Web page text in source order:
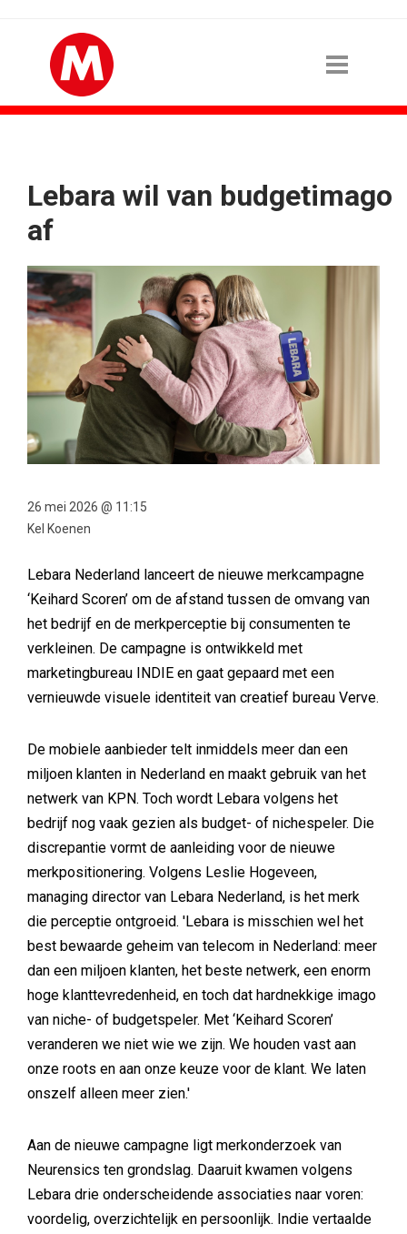
Lebara wil van budgetimago
af
26 mei 2026 @ 11:15
Kel Koenen
Lebara Nederland lanceert de nieuwe merkcampagne
‘Keihard Scoren’ om de afstand tussen de omvang van
het bedrijf en de merkperceptie bij consumenten te
verkleinen. De campagne is ontwikkeld met
marketingbureau INDIE en gaat gepaard met een
vernieuwde visuele identiteit van creatief bureau Verve.
De mobiele aanbieder telt inmiddels meer dan een
miljoen klanten in Nederland en maakt gebruik van het
netwerk van KPN. Toch wordt Lebara volgens het
bedrijf nog vaak gezien als budget- of nichespeler. Die
discrepantie vormt de aanleiding voor de nieuwe
merkpositionering. Volgens Leslie Hogeveen,
managing director van Lebara Nederland, is het merk
die perceptie ontgroeid. 'Lebara is misschien wel het
best bewaarde geheim van telecom in Nederland: meer
dan een miljoen klanten, het beste netwerk, een enorm
hoge klanttevredenheid, en toch dat hardnekkige imago
van niche- of budgetspeler. Met ‘Keihard Scoren’
veranderen we niet wie we zijn. We houden vast aan
onze roots en aan onze keuze voor de klant. We laten
onszelf alleen meer zien.'
Aan de nieuwe campagne ligt merkonderzoek van
Neurensics ten grondslag. Daaruit kwamen volgens
Lebara drie onderscheidende associaties naar voren:
voordelig, overzichtelijk en persoonlijk. Indie vertaalde